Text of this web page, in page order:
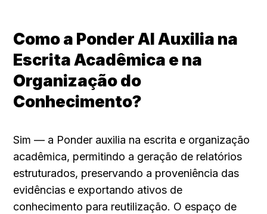
Como a Ponder AI Auxilia na
Escrita Acadêmica e na
Organização do
Conhecimento?
Sim — a Ponder auxilia na escrita e organização
acadêmica, permitindo a geração de relatórios
estruturados, preservando a proveniência das
evidências e exportando ativos de
conhecimento para reutilização. O espaço de